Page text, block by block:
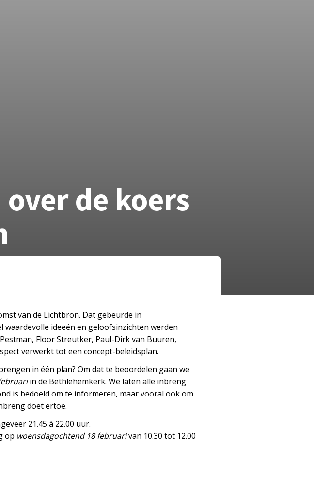
de koers
van de Lichtbron. Dat gebeurde in
ideeën en geloofsinzichten werden
Floor Streutker, Paul-Dirk van Buuren,
verwerkt tot een concept-beleidsplan.
in één plan? Om dat te beoordelen gaan we
in de Bethlehemkerk. We laten alle inbreng
is bedoeld om te informeren, maar vooral ook om
doet ertoe.
21.45 à 22.00 uur.
op woensdagochtend 18 februarivan 10.30 tot 12.00